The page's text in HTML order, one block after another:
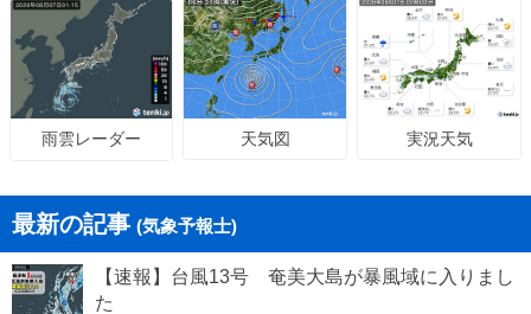
雨雲レーダー 天気図 実況天気
最新の記事 (気象予報士)
【速報】台風13号 奄美大島が暴風域に入りまし
た